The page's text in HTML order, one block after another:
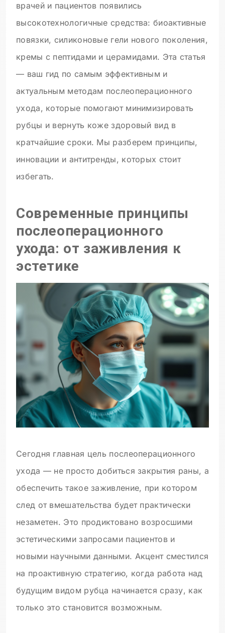
врачей и пациентов появились
высокотехнологичные средства: биоактивные
повязки, силиконовые гели нового поколения,
кремы с пептидами и церамидами. Эта статья
— ваш гид по самым эффективным и
актуальным методам послеоперационного
ухода, которые помогают минимизировать
рубцы и вернуть коже здоровый вид в
кратчайшие сроки. Мы разберем принципы,
инновации и антитренды, которых стоит
избегать.
Современные принципы
послеоперационного
ухода: от заживления к
эстетике
Сегодня главная цель послеоперационного
ухода — не просто добиться закрытия раны, а
обеспечить такое заживление, при котором
след от вмешательства будет практически
незаметен. Это продиктовано возросшими
эстетическими запросами пациентов и
новыми научными данными. Акцент сместился
на проактивную стратегию, когда работа над
будущим видом рубца начинается сразу, как
только это становится возможным.